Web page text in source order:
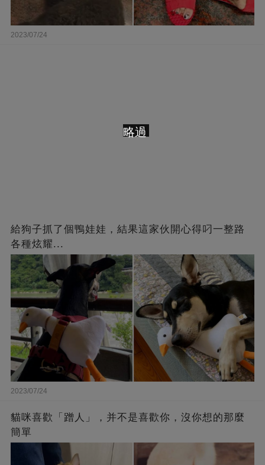
2023/07/24
給狗子抓了個鴨娃娃，結果這家伙開心得叼一整路
各種炫耀...
2023/07/24
貓咪喜歡「蹭人」，并不是喜歡你，沒你想的那麼
簡單
略過